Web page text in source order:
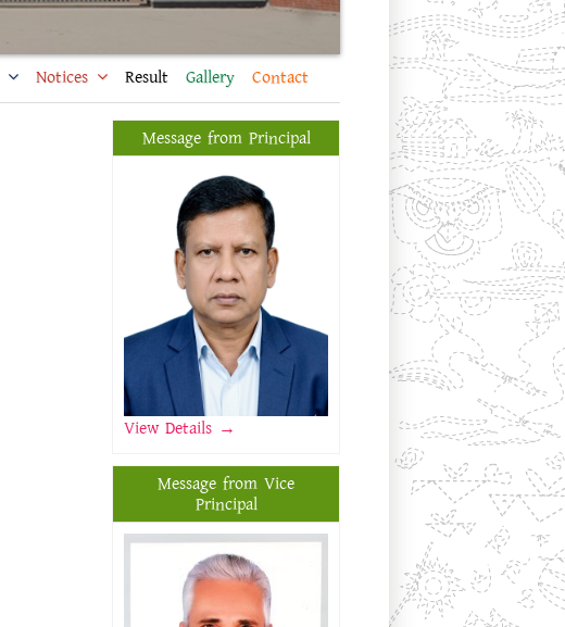
Notices Result Gallery Contact
Message from Principal
View Details →
Message from Vice
Principal